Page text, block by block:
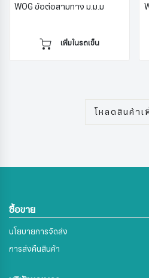
WOG ข้อต่อสามทาง ม.ม.ม
เพิ่มในรถเข็น
โหลดสินค้าเ
ซื้อขาย
นโยบายการจัดส่ง
การส่งคืนสินค้า